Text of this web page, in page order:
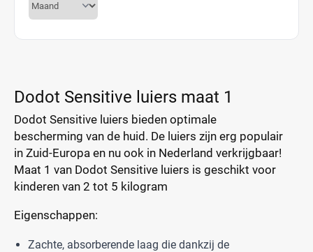
Dodot Sensitive luiers maat 1
Dodot Sensitive luiers bieden optimale
bescherming van de huid. De luiers zijn erg populair
in Zuid-Europa en nu ook in Nederland verkrijgbaar!
Maat 1 van Dodot Sensitive luiers is geschikt voor
kinderen van 2 tot 5 kilogram
Eigenschappen:
Zachte, absorberende laag die dankzij de